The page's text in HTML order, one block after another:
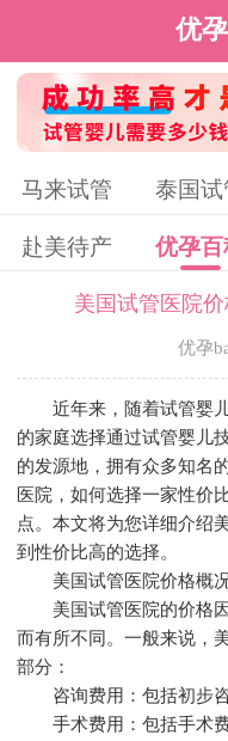
优
马来试管 泰国试
赴美待产 优孕百
美国试管医院
优孕
近年来，随着试管婴儿
的家庭选择通过试管婴儿
的发源地，拥有众多知名
医院，如何选择一家性价
点。本文将为您详细介绍
到性价比高的选择。
美国试管医院价格概
美国试管医院的价格因
而有所不同。一般来说，
部分：
咨询费用：包括初步咨
手术费用：包括手术费